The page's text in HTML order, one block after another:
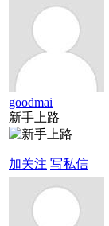
goodmai
新手上路
加关注 写私信